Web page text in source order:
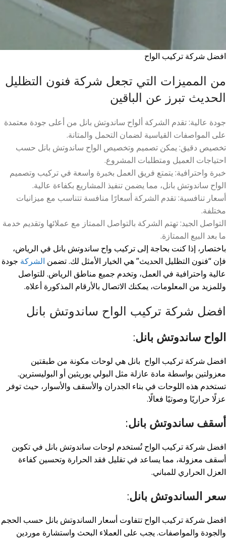
افضل شركة تركيب الواح
من المميزات التي تجعل شركة فنون التظليل
الحديث تبرز عن الباقين
جودة عالية: تقدم الشركة ألواح ساندوتش بانل من أعلى جودة معتمدة
على المواصفات القياسية لضمان التحمل والمتانة.
تخصيص دقيق: يمكن تصميم وتخصيص الواح ساندوتش بانل حسب
احتياجات العميل ومتطلبات المشروع.
خبرة واحترافية: يتمتع فريق العمل بخبرة واسعة في تركيب وتصميم
الواح ساندوتش بانل، مما يضمن تنفيذ المشاريع بكفاءة عالية.
أسعار تنافسية: تقدم الشركة أسعارًا منافسة تتناسب مع ميزانيات
مختلفة.
التواصل الجيد: تهتم الشركة بالتواصل الممتاز مع عملائها وتقديم خدمة
ما بعد البيع الممتازة.
باختصار، إذا كنت بحاجة إلى تركيب واح ساندوتش بانل في الرياض،
فإن “فنون التظليل الحديث” هي الخيار الأمثل لك. تضمن الشركة جودة
عالية واحترافية في العمل، وتخدم جميع مناطق الرياض. للتواصل
وللمزيد من المعلومات، يمكنك الاتصال بالأرقام المذكورة أعلاه.
افضل شركة تركيب الواح ساندوتش بانل
الواح ساندوتش بانل:
افضل شركة تركيب الواح بانل هي لوحات مكونة من طبقتين
معزولتين بواسطة مادة عازلة مثل البولي يوريثين أو البوليسترين.
تستخدم هذه اللوحات في بناء الجدران والأسقف والأسوار، حيث توفر
عزلًا حراريًا وصوتيًا فعالًا.
أسقف ساندوتش بانل:
افضل شركة تركيب الواح تُستخدم لوحات ساندوتش بانل في تكوين
أسقف معزولة، مما يساعد في تقليل فقد الحرارة وتحسين كفاءة
العزل الحراري للمباني.
سعر الساندوتش بانل:
افضل شركة تركيب الواح تتفاوت أسعار الساندوتش بانل حسب الحجم
والجودة والمواصفات. يجب على العملاء البحث واستشارة موردين